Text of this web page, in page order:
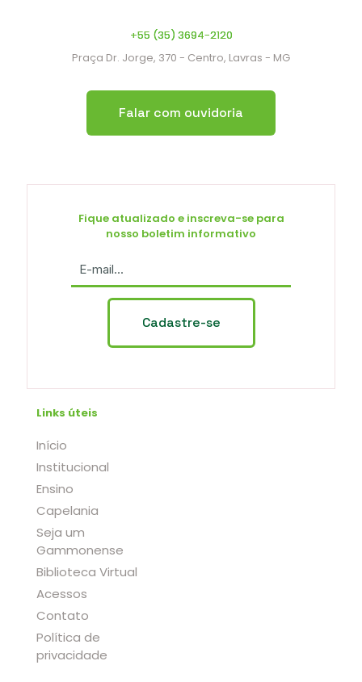
+55 (35) 3694-2120
Praça Dr. Jorge, 370 - Centro, Lavras - MG
Falar com ouvidoria
Links úteis
Início
Institucional
Ensino
Capelania
Seja um
Gammonense
Biblioteca Virtual
Acessos
Contato
Política de
privacidade
Fique atualizado e inscreva-se para
nosso boletim informativo